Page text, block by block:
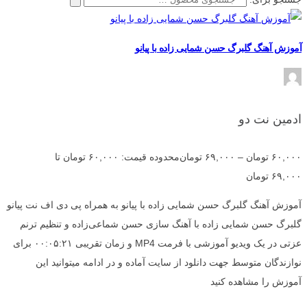
آموزش آهنگ گلبرگ حسن شمایی زاده با پیانو
ادمین نت دو
۶۰,۰۰۰ تومان – ۶۹,۰۰۰ تومان
محدوده قیمت: ۶۰,۰۰۰ تومان تا
۶۹,۰۰۰ تومان
آموزش آهنگ گلبرگ حسن شمایی زاده با پیانو به همراه پی دی اف نت پیانو
گلبرگ حسن شمایی زاده با آهنگ سازی حسن شماعی‌زاده و تنظیم ترنم
عزتی در یک ویدیو آموزشی با فرمت MP4 و زمان تقریبی ۰۰:۰۵:۲۱ برای
نوازندگان متوسط جهت دانلود از سایت آماده و در ادامه میتوانید این
آموزش را مشاهده کنید